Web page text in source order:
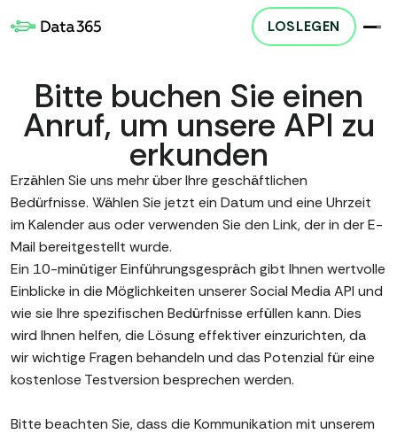
LOSLEGEN
Bitte buchen Sie einen
Anruf, um unsere API zu
erkunden
Erzählen Sie uns mehr über Ihre geschäftlichen
Bedürfnisse. Wählen Sie jetzt ein Datum und eine Uhrzeit
im Kalender aus oder verwenden Sie den Link, der in der E-
Mail bereitgestellt wurde.
Ein 10-minütiger Einführungsgespräch gibt Ihnen wertvolle
Einblicke in die Möglichkeiten unserer Social Media API und
wie sie Ihre spezifischen Bedürfnisse erfüllen kann. Dies
wird Ihnen helfen, die Lösung effektiver einzurichten, da
wir wichtige Fragen behandeln und das Potenzial für eine
kostenlose Testversion besprechen werden.
Bitte beachten Sie, dass die Kommunikation mit unserem